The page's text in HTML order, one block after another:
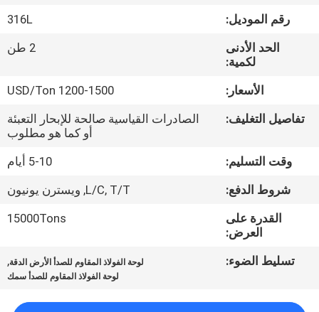
جولة
مراقبة
الجودة
اتصل
رقم الموديل:
316L
الحد الأدنى
لكمية:
2 طن
الأسعار:
1200-1500 USD/Ton
تفاصيل التغليف:
الصادرات القياسية صالحة للإبحار التعبئة
أو كما هو مطلوب
وقت التسليم:
5-10 أيام
شروط الدفع:
L/C, T/T, ويسترن يونيون
القدرة على
العرض:
15000Tons
تسليط الضوء: لوحة الفولاذ المقاوم للصدأ الأرض الدقة,
لوحة الفولاذ المقاوم للصدأ سمك